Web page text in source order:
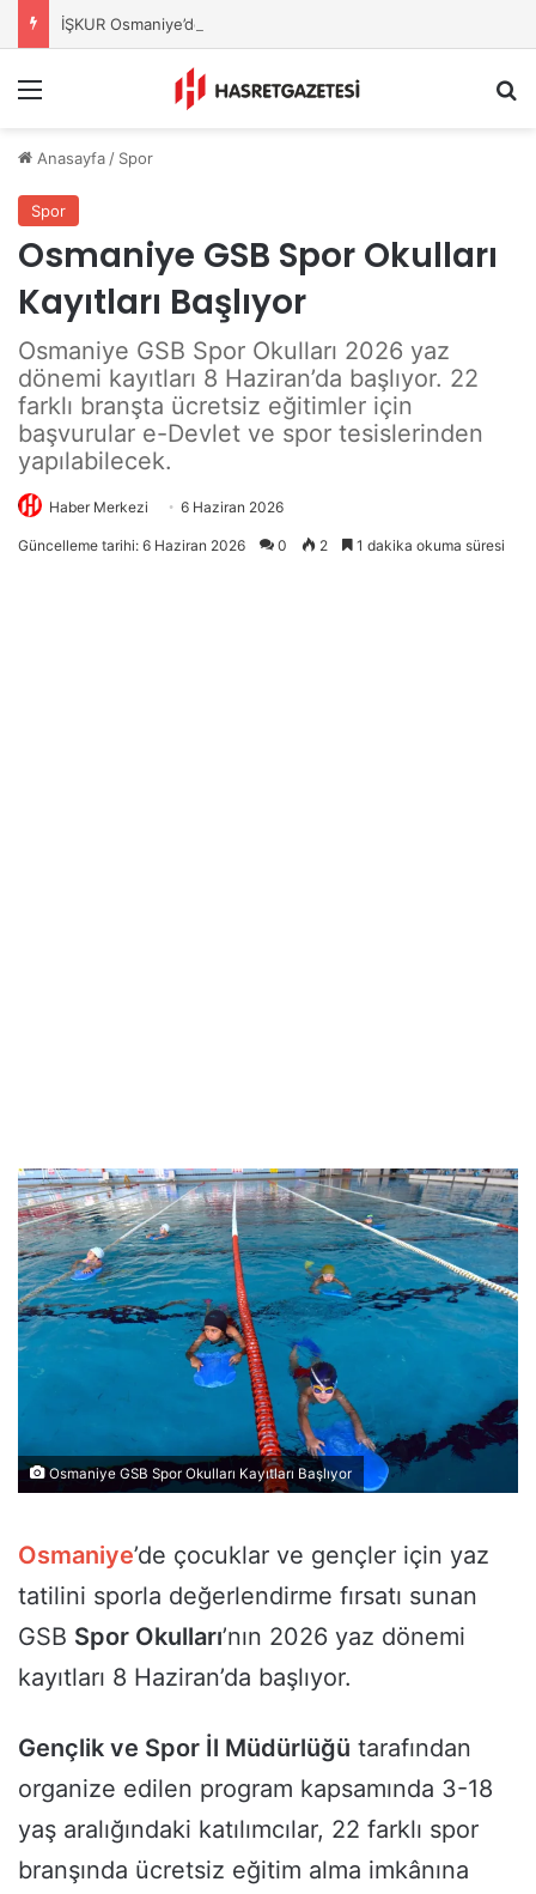
İŞKUR Osmaniye’den Üniversitelilere Kariyer Desteği
Anasayfa / Spor
Spor
Osmaniye GSB Spor Okulları
Kayıtları Başlıyor
Osmaniye GSB Spor Okulları 2026 yaz
dönemi kayıtları 8 Haziran’da başlıyor. 22
farklı branşta ücretsiz eğitimler için
başvurular e-Devlet ve spor tesislerinden
yapılabilecek.
Haber Merkezi 6 Haziran 2026
Güncelleme tarihi: 6 Haziran 2026 0 2 1 dakika okuma süresi
Osmaniye GSB Spor Okulları Kayıtları Başlıyor
Osmaniye’de çocuklar ve gençler için yaz
tatilini sporla değerlendirme fırsatı sunan
GSB Spor Okulları’nın 2026 yaz dönemi
kayıtları 8 Haziran’da başlıyor.
Gençlik ve Spor İl Müdürlüğü tarafından
organize edilen program kapsamında 3-18
yaş aralığındaki katılımcılar, 22 farklı spor
branşında ücretsiz eğitim alma imkânına